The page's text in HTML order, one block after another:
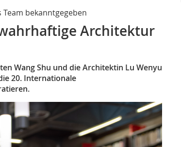
bekanntgegeben
Architektur
Wang Shu und die Architektin Lu Wenyu
20. Internationale